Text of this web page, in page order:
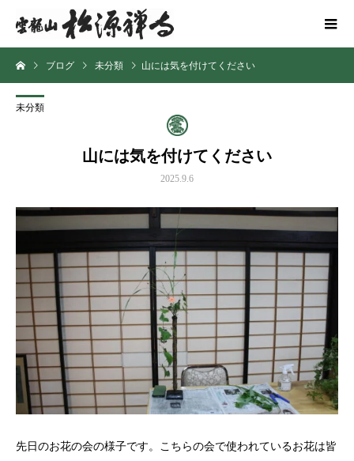
ブログ 未分類 山には気を付けてください
未分類
山には気を付けてください
2025.9.6
先日のお花の会の様子です。こちらの会で使われているお花は皆